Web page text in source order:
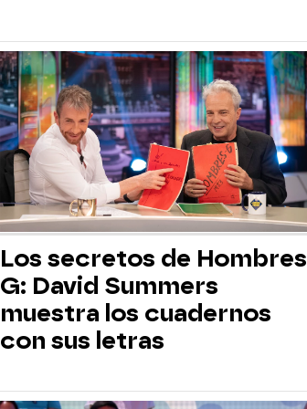
Los secretos de Hombres
G: David Summers
muestra los cuadernos
con sus letras